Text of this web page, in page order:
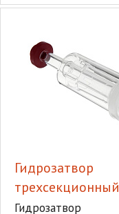
Гидрозатвор
трехсекционный
Гидрозатвор